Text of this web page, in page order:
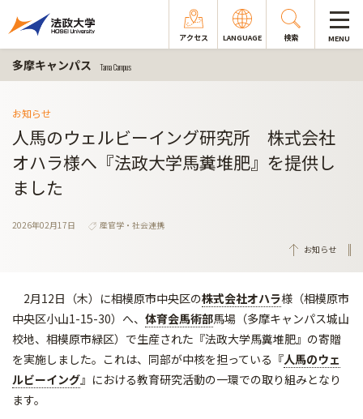
アクセス LANGUAGE 検索 MENU
多摩キャンパス Tama Campus
お知らせ
人馬のウェルビーイング研究所 株式会社
オハラ様へ『法政大学馬糞堆肥』を提供し
ました
2026年02月17日
産官学・社会連携
お知らせ
2月12日（木）に相模原市中央区の株式会社オハラ様（相模原市
中央区小山1-15-30）へ、 体育会馬術部馬場（多摩キャンパス城山
校地、相模原市緑区）で生産された『法政大学馬糞堆肥』の寄贈
を実施しました。これは、同部が中核を担っている『人馬のウェ
ルビーイング』における教育研究活動の一環での取り組みとなり
ます。